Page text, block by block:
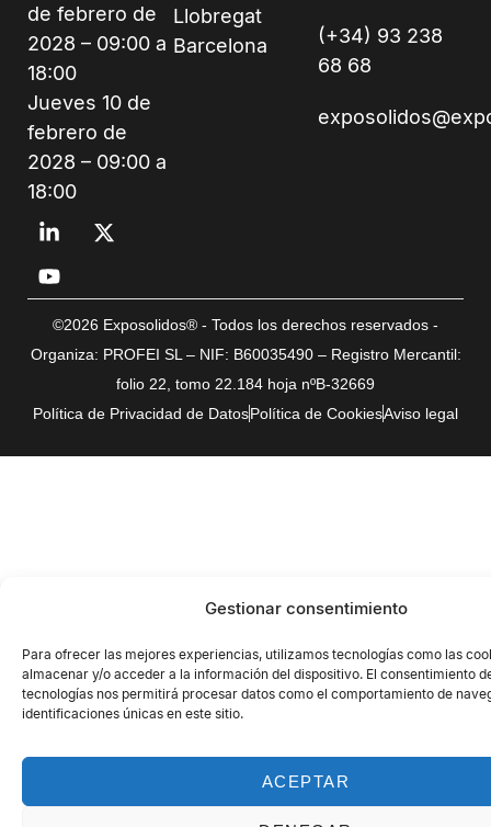
Gestionar consentimiento
Para ofrecer las mejores experiencias, utilizamos tecnologías como las
almacenar y/o acceder a la información del dispositivo. El consentimiento
tecnologías nos permitirá procesar datos como el comportamiento de
identificaciones únicas en este sitio.
ACEPTAR
de febrero de
2028 – 09:00 a
18:00
Jueves 10 de
febrero de
2028 – 09:00 a
18:00
Llobregat
Barcelona
(+34) 93 238
68 68
©2026 Exposolidos® - Todos los derechos reservados -
Organiza: PROFEI SL – NIF: B60035490 – Registro Mercantil:
folio 22, tomo 22.184 hoja nºB-32669
Política de Privacidad de DatosPolítica de CookiesAviso legal